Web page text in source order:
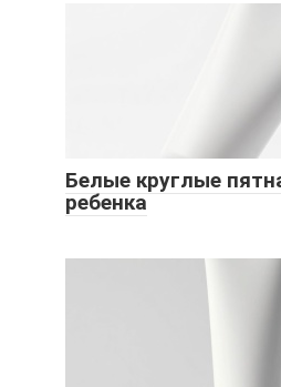
Белые круглые
ребенка